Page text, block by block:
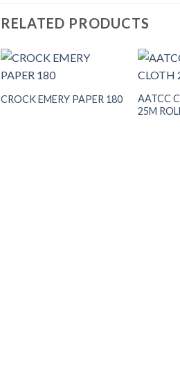
RELATED PRODUCTS
CROCK EMERY PAPER 180
AATCC
25M